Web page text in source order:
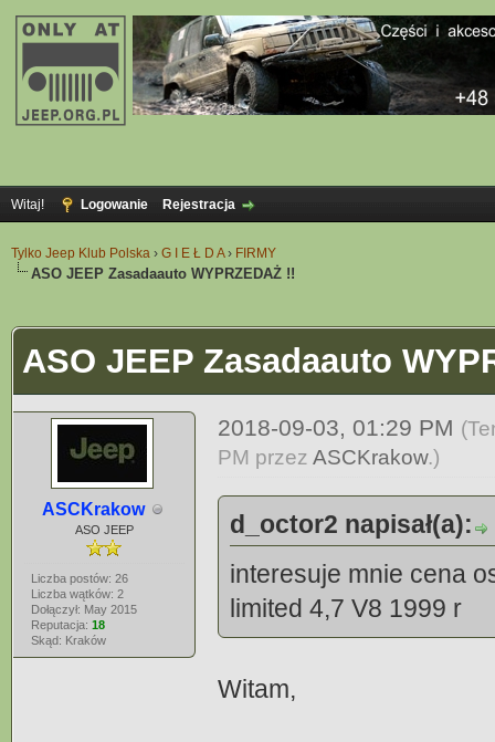
Witaj! Logowanie Rejestracja
Tylko Jeep Klub Polska › G I E Ł D A› FIRMY
ASO JEEP Zasadaauto WYPRZEDAŻ !!
ASO JEEP Zasadaauto
ASCKrakow
ASO JEEP
Liczba postów: 26
Liczba wątków: 2
Dołączył: May 2015
Reputacja: 18
Skąd: Kraków
2018-09-03, 01:29 PM
PM przez ASCKrakow.)
d_octor2 napisał(a):
interesuje mnie cena
limited 4,7 V8 1999 r
Witam,